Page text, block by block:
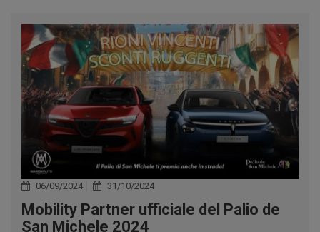
06/09/2024 31/10/2024
Mobility Partner ufficiale del Palio de
San Michele 2024